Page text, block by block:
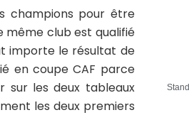
champions pour être
même club est qualifié
importe le résultat de
en coupe CAF parce
sur les deux tableaux
les deux premiers